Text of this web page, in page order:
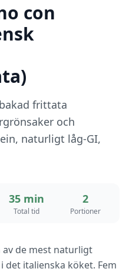
con
frittata
och
naturligt låg-GI,
35 min
Total tid
2
Portioner
de mest naturligt
italienska köket. Fem